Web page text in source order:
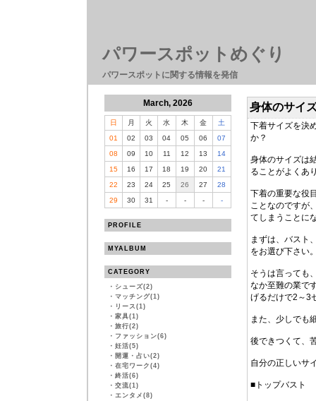
パワースポットめぐり
パワースポットに関する情報を発信
March, 2026
日 月 火 水 木 金
土
01
02 03 04 05 06
07
08
09 10 11 12 13
14
15
16 17 18 19 20
21
22
23 24 25 26 27
28
29
30 31 - - - -
PROFILE
MYALBUM
CATEGORY
・ シューズ(2)
・ マッチング(1)
・ リース(1)
・ 家具(1)
・ 旅行(2)
・ ファッション(6)
・ 妊活(5)
・ 開運・占い(2)
・ 在宅ワーク(4)
・ 終活(6)
・ 交流(1)
・ エンタメ(8)
身体のサイ
下着サイズを決
か？
身体のサイズは
ることがよくあ
下着の重要な役
ことなのですが
てしまうことに
まずは、バスト
をお選び下さい
そうは言っても
なか至難の業で
げるだけで2～3
また、少しでも
後できつくて、
自分の正しいサ
■トップバスト